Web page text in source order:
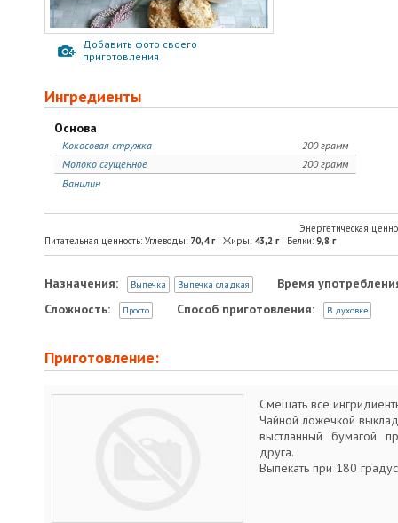
Добавить фото своего
приготовления
Ингредиенты
Основа
200 грамм
Кокосовая стружка
200 грамм
Молоко сгущенное
Ванилин
Энергетическая
Питательная ценность: Углеводы: 70,4г| Жиры: 43,2 г| Белки: 9,8 г
Назначения: Выпечка Выпечка сладкая
Время
Сложность:
Просто Способ приготовления: В духовке
Приготовление:
Смешать все
Чайной ложечкой
выстланный бумагой
друга.
Выпекать при 180